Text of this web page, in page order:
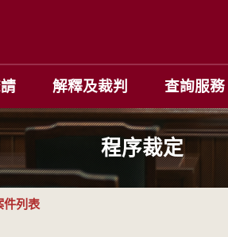
解釋及裁判 查詢服務
程序裁定
件列表